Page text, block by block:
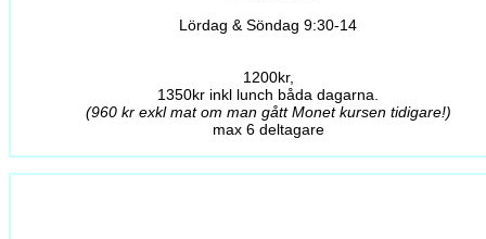
Lördag & Söndag 9:30-14
1200kr,
1350kr inkl lunch båda dagarna.
(960 kr exkl mat om man gått Monet kursen tidigare!)
max 6 deltagare